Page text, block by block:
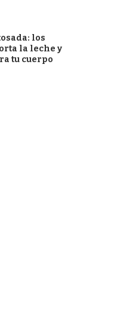
los
la leche y
tu cuerpo